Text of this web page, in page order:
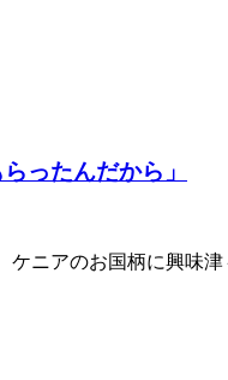
ったんだから」
ニアのお国柄に興味